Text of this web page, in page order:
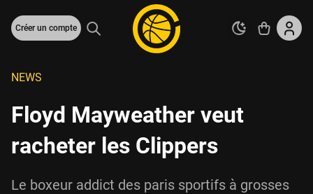
Créer un compte
NEWS
Floyd Mayweather veut
racheter les Clippers
Le boxeur addict des paris sportifs à grosses